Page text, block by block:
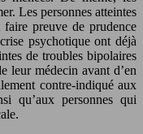
Les personnes atteintes
preuve de prudence
psychotique ont déjà
de troubles bipolaires
leur médecin avant d’en
contre-indiqué aux
qu’aux personnes qui